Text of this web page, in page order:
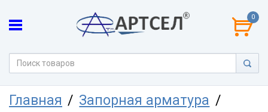
0
Главная
Запорная арматура